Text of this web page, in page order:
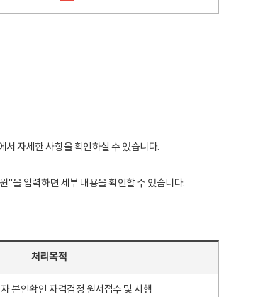
서 자세한 사항을 확인하실 수 있습니다.
을 입력하면 세부 내용을 확인할 수 있습니다.
처리목적
본인확인 자격검정 원서접수 및 시행